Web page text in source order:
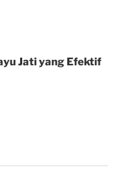
Jati yang Efektif